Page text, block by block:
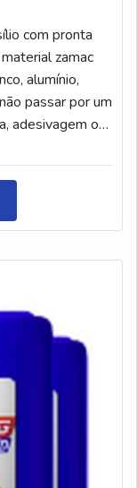
com pronta
zamac
alumínio,
passar por um
adesivagem ou
evitando
desmoldante